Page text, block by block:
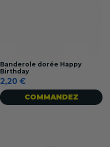
Banderole dorée Happy
Birthday
2,20 €
COMMANDEZ